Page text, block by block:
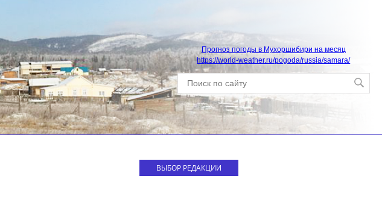
Прогноз погоды в Мухоршибири на месяц
https://world-weather.ru/pogoda/russia/samara/
ВЫБОР РЕДАКЦИИ